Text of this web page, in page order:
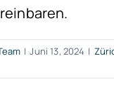
| Juni 13, 2024 |